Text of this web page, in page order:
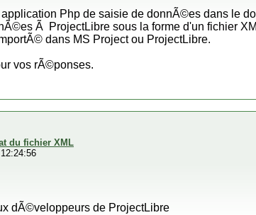
Php de saisie de donnÃ©es dans le
Ã ProjectLibre sous la forme d'un fichier
dans MS Project ou ProjectLibre.
vos rÃ©ponses.
du fichier XML
dÃ©veloppeurs de ProjectLibre